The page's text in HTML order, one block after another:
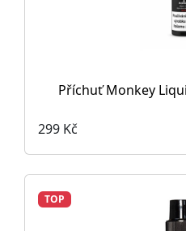
Příchuť Monkey
299 Kč
TOP